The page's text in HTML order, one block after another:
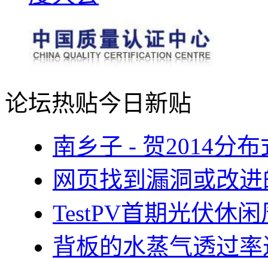
论坛热贴今日新贴
南乡子 - 贺2014分
网页找到漏洞或改
TestPV首期光伏休
背板的水蒸气透过